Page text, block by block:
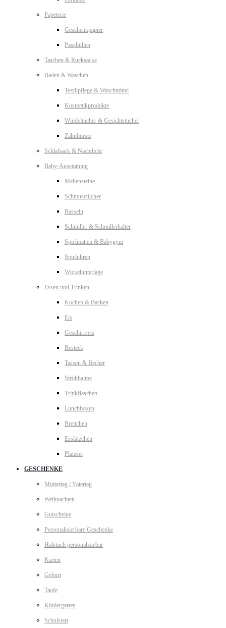
Papeterie
Geschenkpapier
Passhüllen
Taschen & Rucksäcke
Baden & Waschen
Textilpflege & Waschmittel
Kosmetikprodukte
Windeltücher & Gesichtstücher
Zahnbürste
Schlafsack & Nachtlicht
Baby-Ausstattung
Meilensteine
Schmusetücher
Rasseln
Schnuller & Schnullerhalter
Spielmatten & Babygym
Spieluhren
Wickelunterlage
Essen und Trinken
Kochen & Backen
Eis
Geschirrsets
Besteck
Tassen & Becher
Strohhalme
Trinkflaschen
Lunchboxen
Brettchen
Esslätzchen
Platzset
GESCHENKE
Muttertag / Vatertag
Weihnachten
Gutscheine
Personalisierbare Geschenke
Halstuch personalisiebar
Karten
Geburt
Taufe
Kindergarten
Schulstart